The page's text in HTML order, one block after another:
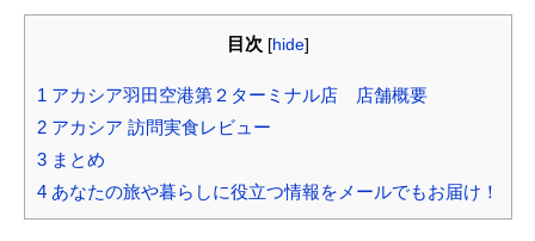
目次 [hide]
1 アカシア羽田空港第２ターミナル店 店舗概要
2アカシア 訪問実食レビュー
3まとめ
4あなたの旅や暮らしに役立つ情報をメールでもお届け！